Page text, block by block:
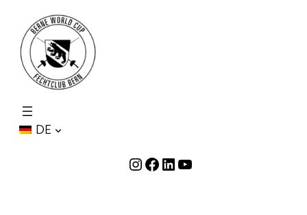
DE
InstagramFacebook LinkedIn YouTube